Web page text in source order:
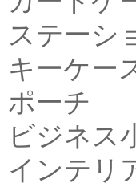
ステーシ
キーケー
ポーチ
ビジネス
インテリ